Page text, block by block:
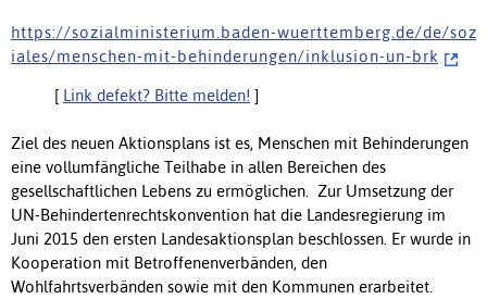
h t t p s : / / s o z i a l m i n i s t e r i u m . b a d e n - w u e r t t e m b e r g . d e / d e / s o z
i a l e s / m e n s c h e n - m i t - b e h i n d e r u n g e n / i n k l u s i o n - u n - b r k
[ Link defekt? Bitte melden! ]
Ziel des neuen Aktionsplans ist es, Menschen mit Behinderungen
eine vollumfängliche Teilhabe in allen Bereichen des
gesellschaftlichen Lebens zu ermöglichen. Zur Umsetzung der
UN-Behindertenrechtskonvention hat die Landesregierung im
Juni 2015 den ersten Landesaktionsplan beschlossen. Er wurde in
Kooperation mit Betroffenenverbänden, den
Wohlfahrtsverbänden sowie mit den Kommunen erarbeitet.